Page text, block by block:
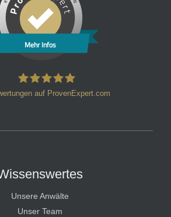
Mehr Infos
auf ProvenExpert.com
Unsere Anwälte
Unser Team